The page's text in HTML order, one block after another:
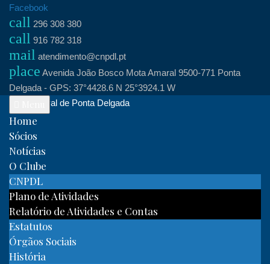
Skip
content
Facebook
call 296 308 380
call 916 782 318
mail atendimento@cnpdl.pt
place Avenida João Bosco Mota Amaral 9500-771 Ponta
Delgada - GPS: 37°4428.6 N 25°3924.1 W
Clube Naval de Ponta Delgada
Home
Sócios
Notícias
O Clube
CNPDL
Plano de Atividades
Relatório de Atividades e Contas
Estatutos
Órgãos Sociais
História